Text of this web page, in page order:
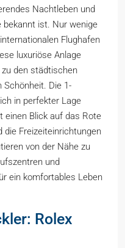
Nachtleben und
bekannt ist. Nur wenige
Flughafen
luxuriöse Anlage
den städtischen
Die 1-
in perfekter Lage
einen Blick auf das Rote
die Freizeiteinrichtungen
von der Nähe zu
und
ein komfortables Leben
Rolex